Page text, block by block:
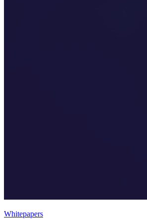
Whitepapers